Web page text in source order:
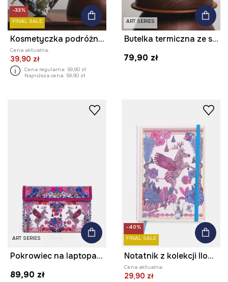
-33%
FINAL SALE
Kosmetyczka podróżna damska z kolekcji Ilona Tambor x Medicine
Cena aktualna:
39,90 zł
Cena regularna: 59,90 zł
Najniższa cena: 59,90 zł
ART SERIES
Butelka termiczna ze stali nierdzewnej z kolekcji Ilona Tambor x Medicine
79,90 zł
ART SERIES
Pokrowiec na laptopa z kolekcji Ilona Tambor x Medicine
89,90 zł
-40%
FINAL SALE
Notatnik z kolekcji Ilona Tambor x Medicine
Cena aktualna:
29,90 zł